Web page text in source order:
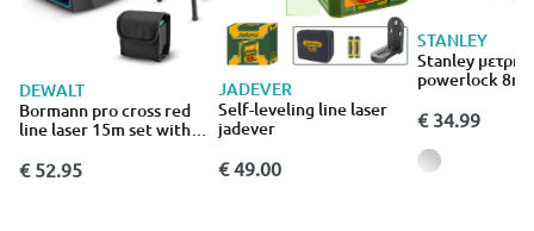
DEWALT
Bormann pro cross red
line laser 15m set with
bdm6700
€ 52.95
JADEVER
Self-leveling line laser
jadever
€ 49.00
STANLEY
Stanley
powerlock 8m
€ 34.99